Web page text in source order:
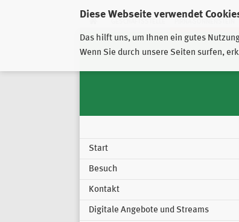
Diese Webseite verwendet
Das hilft uns, um Ihnen ein gutes
Wenn Sie durch unsere Seiten surfen,
Start
Besuch
Kontakt
Digitale Angebote und Streams